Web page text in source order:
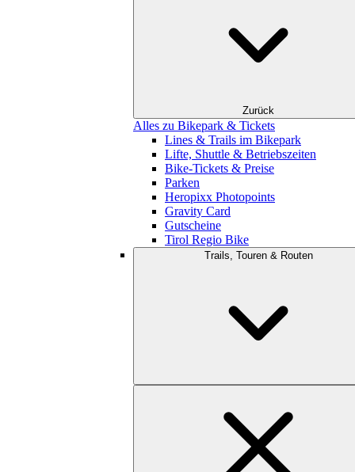
Zurück
Alles zu Bikepark & Tickets
Lines & Trails im Bikepark
Lifte, Shuttle & Betriebszeiten
Bike-Tickets & Preise
Parken
Heropixx Photopoints
Gravity Card
Gutscheine
Tirol Regio Bike
Trails, Touren & Routen